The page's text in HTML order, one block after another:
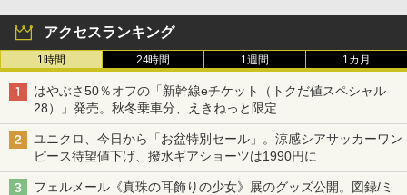
アクセスランキング
1時間 24時間 1週間 1カ月
はやぶさ50％オフの「新幹線eチケット（トクだ値スペシャル
28）」発売。秋冬乗車分、えきねっと限定
ユニクロ、今日から「お盆特別セール」。涼感シアサッカーワン
ピース待望値下げ、撥水ギアショーツは1990円に
フェルメール《真珠の耳飾りの少女》展のグッズ公開。図録/ミ